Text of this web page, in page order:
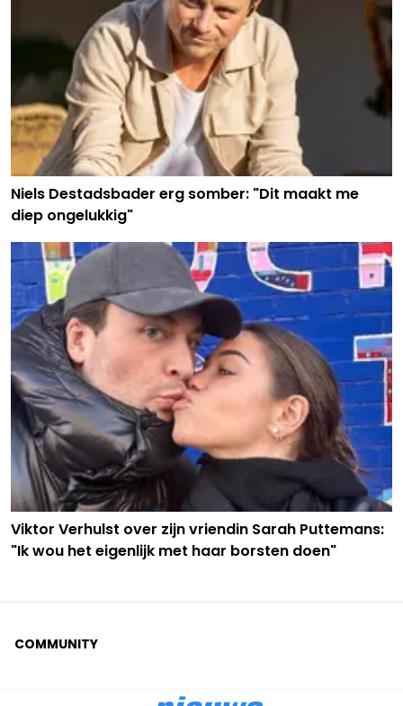
Niels Destadsbader erg somber: "Dit maakt me
diep ongelukkig"
Viktor Verhulst over zijn vriendin Sarah Puttemans:
"Ik wou het eigenlijk met haar borsten doen"
COMMUNITY